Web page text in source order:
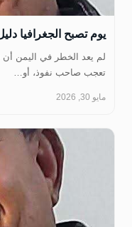
يوم تصبح الجغرافيا
لم يعد الخطر في اليمن
تعجب صاحب نفوذ، أو…
مايو 30, 2026